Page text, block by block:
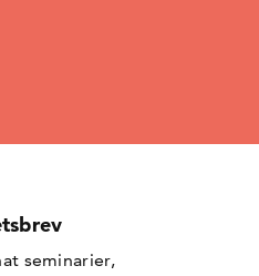
seminarier,